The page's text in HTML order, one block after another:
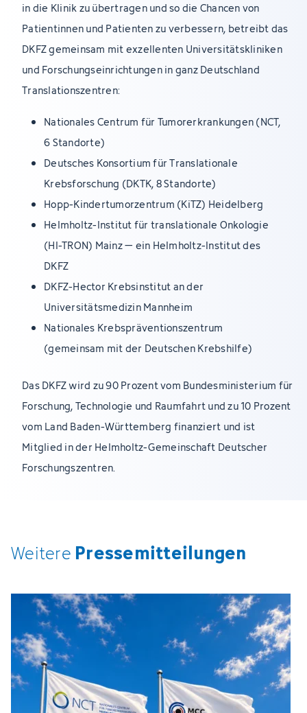
in die Klinik zu übertragen und so die Chancen von
Patientinnen und Patienten zu verbessern, betreibt das
DKFZ gemeinsam mit exzellenten Universitätskliniken
und Forschungseinrichtungen in ganz Deutschland
Translationszentren:
Nationales Centrum für Tumorerkrankungen (NCT,
6 Standorte)
Deutsches Konsortium für Translationale
Krebsforschung (DKTK, 8 Standorte)
Hopp-Kindertumorzentrum (KiTZ) Heidelberg
Helmholtz-Institut für translationale Onkologie
(HI-TRON) Mainz – ein Helmholtz-Institut des
DKFZ
DKFZ-Hector Krebsinstitut an der
Universitätsmedizin Mannheim
Nationales Krebspräventionszentrum
(gemeinsam mit der Deutschen Krebshilfe)
Das DKFZ wird zu 90 Prozent vom Bundesministerium für
Forschung, Technologie und Raumfahrt und zu 10 Prozent
vom Land Baden-Württemberg finanziert und ist
Mitglied in der Helmholtz-Gemeinschaft Deutscher
Forschungszentren.
Weitere Pressemitteilungen